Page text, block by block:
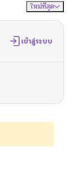
ใหม่ที่สุด
เข้าสู่ระบบ